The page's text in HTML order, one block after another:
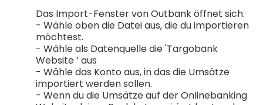
Das Import-Fenster von Outbank öffnet sich.
- Wähle oben die Datei aus, die du importieren
möchtest.
- Wähle als Datenquelle die 'Targobank
Website ’ aus
- Wähle das Konto aus, in das die Umsätze
importiert werden sollen.
- Wenn du die Umsätze auf der Onlinebanking